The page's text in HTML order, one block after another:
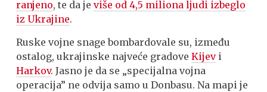
ranjeno, te da jeviše od 4,5 miliona ljudi izbeglo
iz Ukrajine.
Ruske vojne snage bombardovale su, između
ostalog, ukrajinske najveće gradoveKijevi
Harkov. Jasno je da se „specijalna vojna
operacija” ne odvija samo u Donbasu. Na mapi je